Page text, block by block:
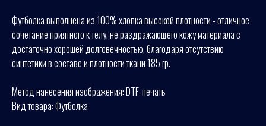
Футболка выполнена из 100% хлопка высокой плотности - отличное
сочетание приятного к телу, не раздражающего кожу материала с
достаточно хорошей долговечностью, благодаря отсутствию
синтетики в составе и плотности ткани 185 гр.
Метод нанесения изображения: DTF-печать
Вид товара: Футболка